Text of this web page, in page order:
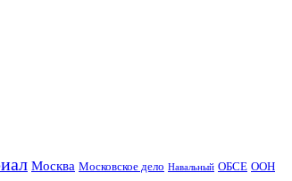
Москва Московское дело Навальный ОБСЕ ООН